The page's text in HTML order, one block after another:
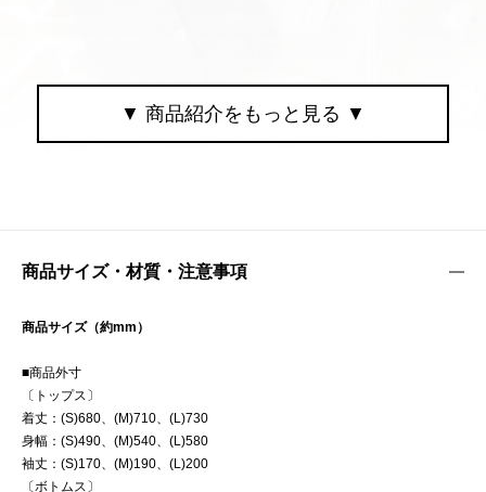
商品サイズ・材質・注意事項
商品サイズ（約mm）
■商品外寸
〔トップス〕
着丈：(S)680、(M)710、(L)730
身幅：(S)490、(M)540、(L)580
袖丈：(S)170、(M)190、(L)200
〔ボトムス〕